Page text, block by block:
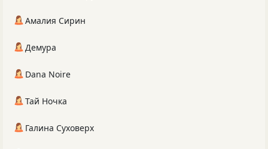
Амалия Сирин
Демура
Dana Noire
Тай Ночка
Галина Суховерх